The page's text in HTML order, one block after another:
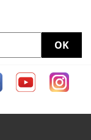
FacebookYouTube